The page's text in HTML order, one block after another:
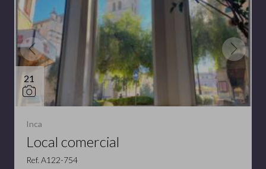
21
Inca
Local comercial
Ref. A122-754